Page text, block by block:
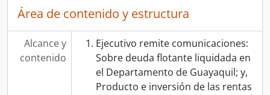
Área de contenido y estructura
Alcance y
contenido
Ejecutivo remite comunicaciones:
Sobre deuda flotante liquidada en
el Departamento de Guayaquil; y,
Producto e inversión de las rentas